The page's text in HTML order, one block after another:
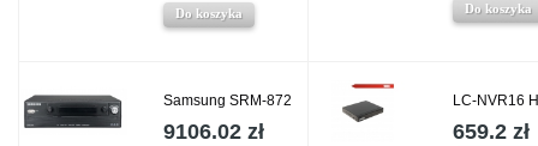
Do koszyka Do koszyka
Samsung SRM-872
9106.02 zł
LC-NVR16
659.2 zł